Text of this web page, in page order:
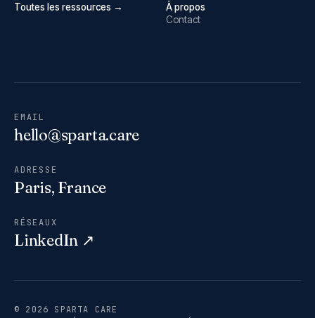
Toutes les ressources →
À propos
Contact
EMAIL
hello@sparta.care
ADRESSE
Paris, France
RÉSEAUX
LinkedIn ↗
© 2026 SPARTA CARE